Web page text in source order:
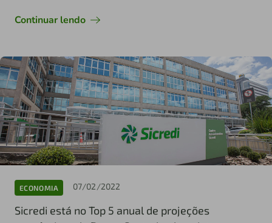
Continuar lendo
ECONOMIA 07/02/2022
Sicredi está no Top 5 anual de projeções